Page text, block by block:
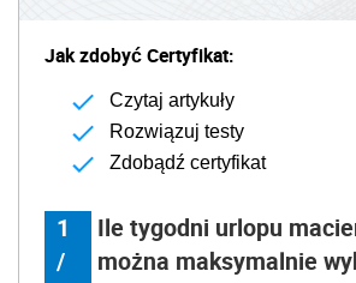
Jak zdobyć Certyfikat:
Czytaj artykuły
Rozwiązuj testy
Zdobądź certyfikat
1
/
Ile tygodni urlopu
można maksymalnie